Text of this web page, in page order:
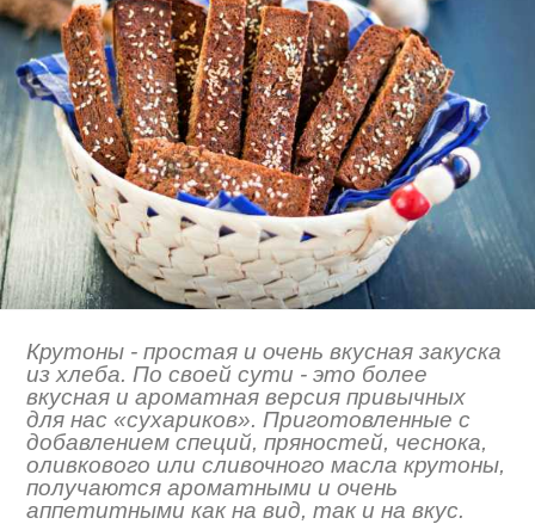
Крутоны - простая и очень вкусная закуска
из хлеба. По своей сути - это более
вкусная и ароматная версия привычных
для нас «сухариков». Приготовленные с
добавлением специй, пряностей, чеснока,
оливкового или сливочного масла крутоны,
получаются ароматными и очень
аппетитными как на вид, так и на вкус.